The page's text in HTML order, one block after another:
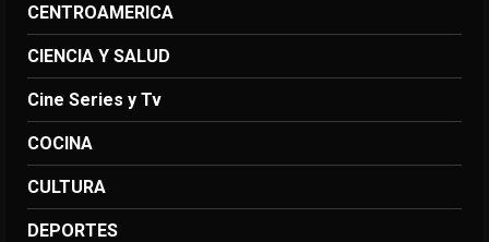
CENTROAMERICA
CIENCIA Y SALUD
Cine Series y Tv
COCINA
CULTURA
DEPORTES